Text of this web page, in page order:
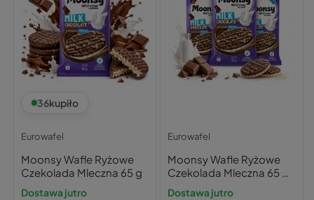
36kupiło
Eurowafel
Moonsy Wafle Ryżowe
Czekolada Mleczna 65 g
Dostawa jutro
Eurowafel
Moonsy Wafle Ryżowe
Czekolada Mleczna 65 g
x3
Dostawa jutro